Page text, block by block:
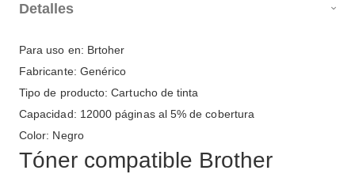
Detalles
Para uso en: Brtoher
Fabricante: Genérico
Tipo de producto: Cartucho de tinta
Capacidad: 12000 páginas al 5% de cobertura
Color: Negro
Tóner compatible Brother